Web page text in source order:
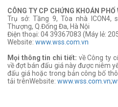
CÔNG TY CP CHỨNG KHOÁN PHỐ
Trụ sở: Tầng 9, Tòa nhà ICON4,
Thượng, Q.Đống Đa, Hà Nội
Điện thoại: 04 39367083 (Máy lẻ:
Website: www.wss.com.vn
Mọi thông tin chi tiết: về Công ty
về đợt bán đấu giá này được niêm
đấu giá hoặc trong bản công bố
tải trênWebsite: www.wss.com.vn;